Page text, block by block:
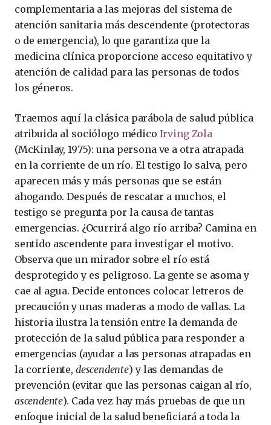
complementaria a las mejoras del sistema de
atención sanitaria más descendente (protectoras
o de emergencia), lo que garantiza que la
medicina clínica proporcione acceso equitativo y
atención de calidad para las personas de todos
los géneros.
Traemos aquí la clásica parábola de salud pública
atribuida al sociólogo médico Irving Zola
(McKinlay, 1975): una persona ve a otra atrapada
en la corriente de un río. El testigo lo salva, pero
aparecen más y más personas que se están
ahogando. Después de rescatar a muchos, el
testigo se pregunta por la causa de tantas
emergencias. ¿Ocurrirá algo río arriba? Camina en
sentido ascendente para investigar el motivo.
Observa que un mirador sobre el río está
desprotegido y es peligroso. La gente se asoma y
cae al agua. Decide entonces colocar letreros de
precaución y unas maderas a modo de vallas. La
historia ilustra la tensión entre la demanda de
protección de la salud pública para responder a
emergencias (ayudar a las personas atrapadas en
la corriente,descendente) y las demandas de
prevención (evitar que las personas caigan al río,
ascendente). Cada vez hay más pruebas de que un
enfoque inicial de la salud beneficiará a toda la